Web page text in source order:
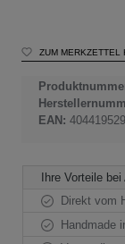
ZUM MERKZETTEL
EAN:
Ihre Vorteile
Direkt vom
Handmade